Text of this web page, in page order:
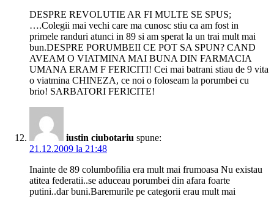
DESPRE REVOLUTIE AR FI MULTE SE SPUS;
….Colegii mai vechi care ma cunosc stiu ca am fost in
primele randuri atunci in 89 si am sperat la un trai mult mai
bun.DESPRE PORUMBEII CE POT SA SPUN? CAND
AVEAM O VIATMINA MAI BUNA DIN FARMACIA
UMANA ERAM F FERICITI! Cei mai batrani stiau de 9 vita
o viatmina CHINEZA, ce noi o foloseam la porumbei cu
brio! SARBATORI FERICITE!
iustin ciubotariu spune:
21.12.2009 la 21:48
Inainte de 89 columbofilia era mult mai frumoasa Nu existau
atitea federatii..se aduceau porumbei din afara foarte
putini..dar buni.Baremurile pe categorii erau mult mai